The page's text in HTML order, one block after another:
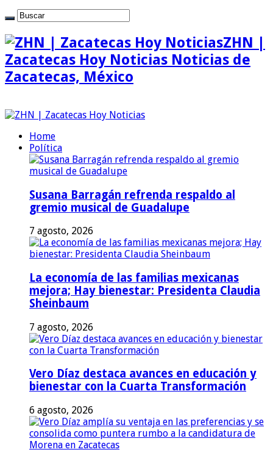
ZHN |
Zacatecas Hoy Noticias Noticias de
Zacatecas, México
Home
Política
Susana Barragán refrenda respaldo al
gremio musical de Guadalupe
7 agosto, 2026
La economía de las familias mexicanas
mejora; Hay bienestar: Presidenta Claudia
Sheinbaum
7 agosto, 2026
Vero Díaz destaca avances en educación y
bienestar con la Cuarta Transformación
6 agosto, 2026